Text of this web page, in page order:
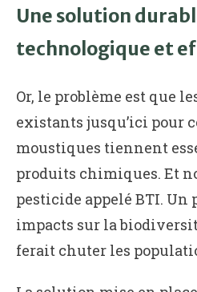
Une solution
technologique et
Or, le problème est que
existants jusqu’ici pour
moustiques tiennent
produits chimiques. Et
pesticide appelé BTI. Un
impacts sur la
ferait chuter les